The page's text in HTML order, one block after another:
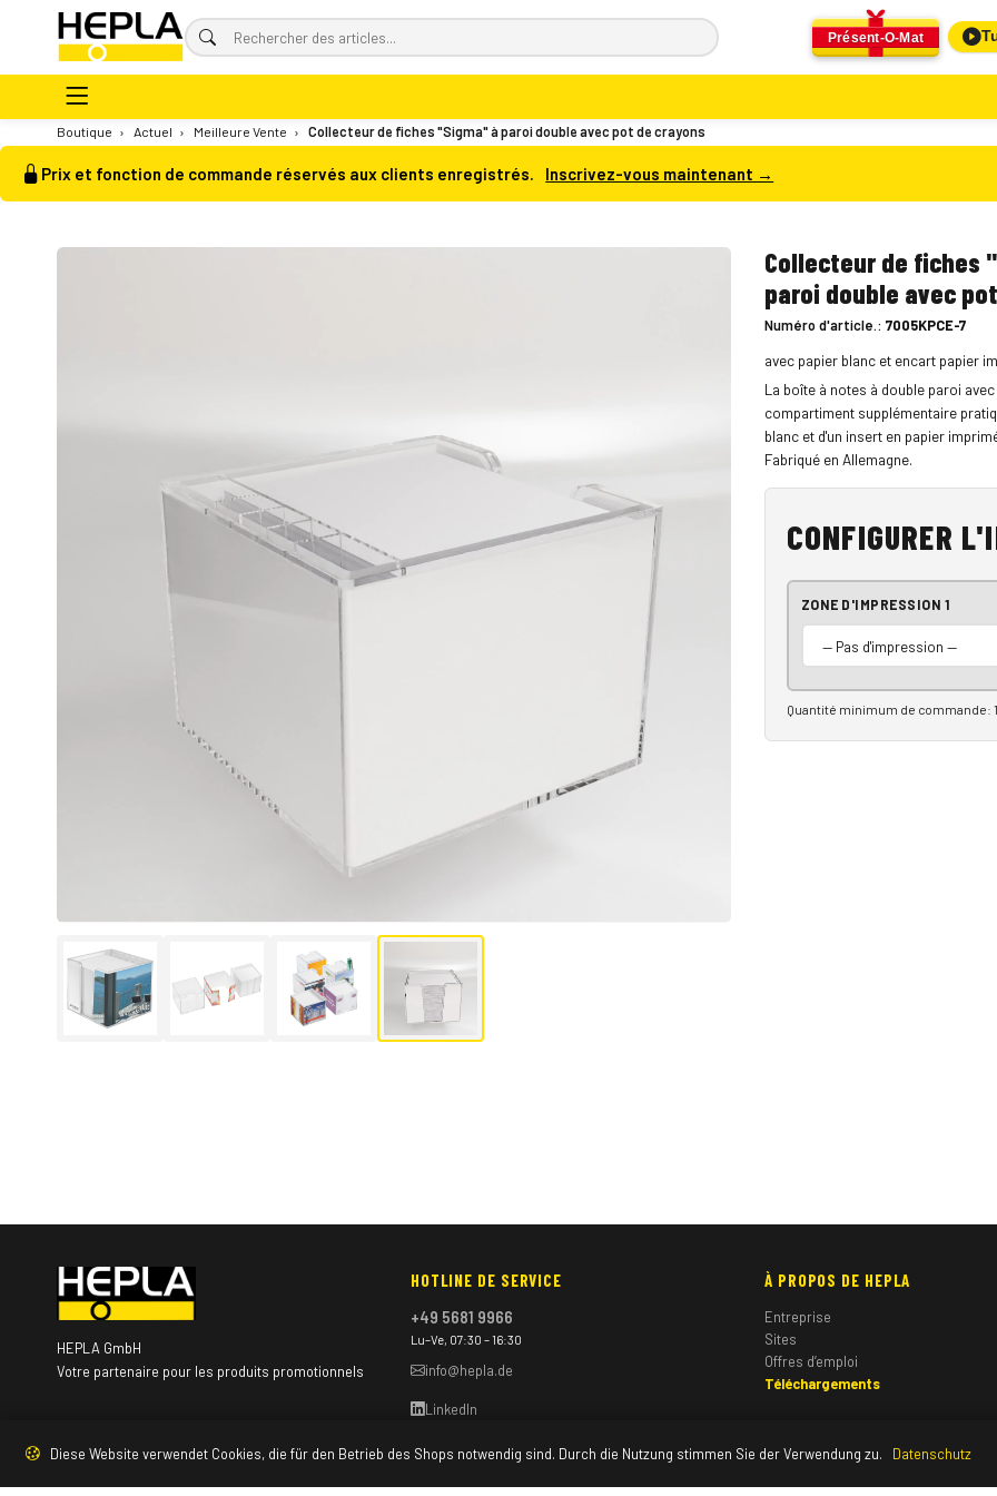
Présent-O-Mat
Boutique › Actuel › Meilleure Vente › Collecteur de fiches "Sigma" à paroi double avec pot de crayons
Prix et fonction de commande réservés aux clients enregistrés. Inscrivez-vous maintenant →
Collecteur de fiches
paroi double avec
Numéro d'article.: 7005KPCE-7
avec papier blanc et encart papier
La boîte à notes à double paroi
compartiment supplémentaire
blanc et d'un insert en papier
Fabriqué en Allemagne.
CONFIGURER
ZONE D'IMPRESSION 1
Quantité minimum de commande:
HEPLA GmbH
Votre partenaire pour les produits promotionnels
HOTLINE DE SERVICE
+49 5681 9966
Lu–Ve, 07:30 – 16:30
info@hepla.de
LinkedIn
À PROPOS DE HEPLA
Entreprise
Sites
Offres d’emploi
Téléchargements
Diese Website verwendet Cookies, die für den Betrieb des Shops notwendig sind. Durch die Nutzung stimmen Sie der Verwendung zu. Datenschutz